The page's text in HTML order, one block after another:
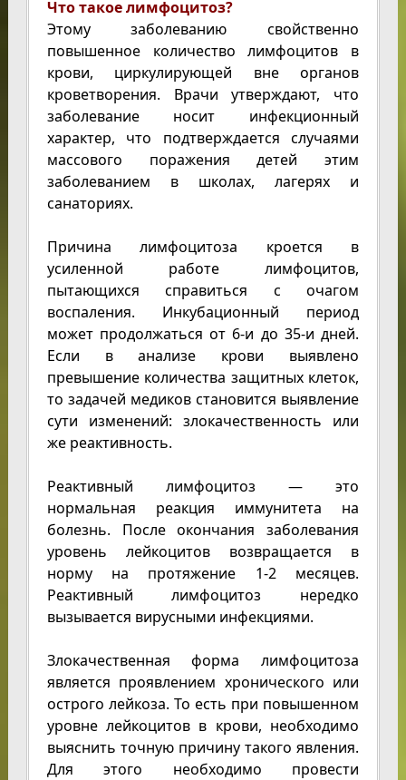
Что такое лимфоцитоз?
Этому заболеванию свойственно
повышенное количество лимфоцитов в
крови, циркулирующей вне органов
кроветворения. Врачи утверждают, что
заболевание носит инфекционный
характер, что подтверждается случаями
массового поражения детей этим
заболеванием в школах, лагерях и
санаториях.
Причина лимфоцитоза кроется в
усиленной работе лимфоцитов,
пытающихся справиться с очагом
воспаления. Инкубационный период
может продолжаться от 6-и до 35-и дней.
Если в анализе крови выявлено
превышение количества защитных клеток,
то задачей медиков становится выявление
сути изменений: злокачественность или
же реактивность.
Реактивный лимфоцитоз — это
нормальная реакция иммунитета на
болезнь. После окончания заболевания
уровень лейкоцитов возвращается в
норму на протяжение 1-2 месяцев.
Реактивный лимфоцитоз нередко
вызывается вирусными инфекциями.
Злокачественная форма лимфоцитоза
является проявлением хронического или
острого лейкоза. То есть при повышенном
уровне лейкоцитов в крови, необходимо
выяснить точную причину такого явления.
Для этого необходимо провести